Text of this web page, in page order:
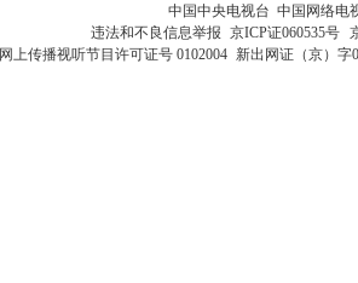
中国中央电视台 中国网络电
违法和不良信息举报 京ICP证060535号
网上传播视听节目许可证号 0102004 新出网证（京）